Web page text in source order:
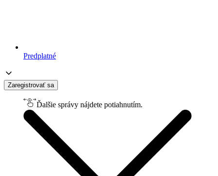
Predplatné
Zaregistrovať sa
Ďalšie správy nájdete potiahnutím.